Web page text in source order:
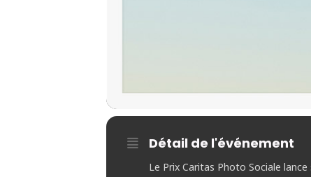
Détail de l'événement
Le Prix Caritas Photo Sociale